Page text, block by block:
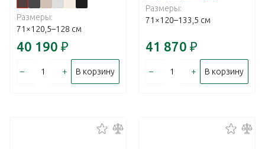
Размеры:
71×120,5–128 см
40 190 ₽
– + В корзину
Размеры:
71×120–133,5 см
41 870 ₽
– + В корзину